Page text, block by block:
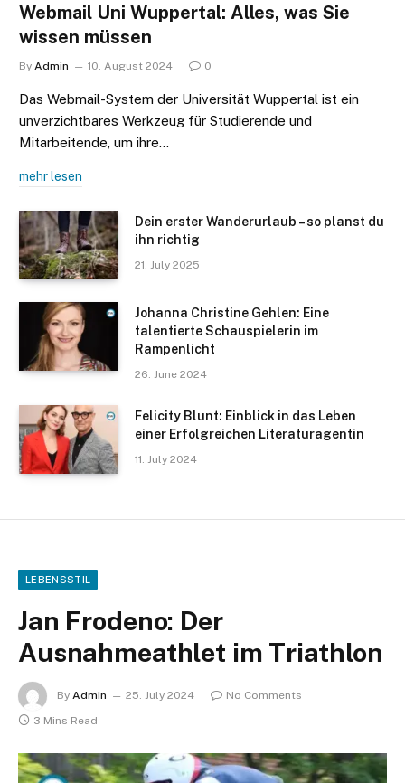
Webmail Uni Wuppertal: Alles, was Sie
wissen müssen
By Admin 10. August 2024 0
Das Webmail-System der Universität Wuppertal ist ein
unverzichtbares Werkzeug für Studierende und
Mitarbeitende, um ihre…
mehr lesen
Dein erster Wanderurlaub – so planst du
ihn richtig
21. July 2025
Johanna Christine Gehlen: Eine
talentierte Schauspielerin im
Rampenlicht
26. June 2024
Felicity Blunt: Einblick in das Leben
einer Erfolgreichen Literaturagentin
11. July 2024
LEBENSSTIL
Jan Frodeno: Der
Ausnahmeathlet im Triathlon
By Admin 25. July 2024
No Comments
3 Mins Read